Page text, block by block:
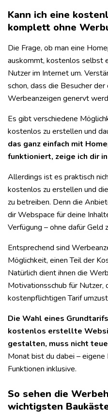
Kann ich eine
komplett ohne
Die Frage, ob man eine
auskommt, kostenlos selbst
Nutzer im Internet um.
schon, dass die Besucher
Werbeanzeigen genervt
Es gibt verschiedene
kostenlos zu erstellen und
das ganz einfach mit
funktioniert, zeige ich dir
Allerdings ist es praktisch
kostenlos zu erstellen und
zu betreiben. Denn die
dir Webspace für deine
Verfügung – ohne dafür Geld
Entsprechend sind
Möglichkeit, einen Teil der
Natürlich dient ihnen die
Motivationsschub für Nutzer,
kostenpflichtigen Tarif
Die Wahl eines
kostenlos erstellte
gestalten, muss nicht
Monat bist du dabei –
Funktionen inklusive.
So sehen die
wichtigsten